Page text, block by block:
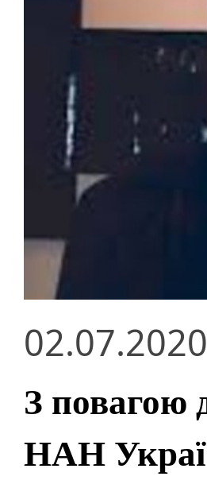
02.07.2020
З повагою
НАН